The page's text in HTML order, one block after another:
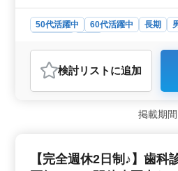
50代活躍中 60代活躍中 長期
おすすめポイント
＜シニア層活躍中＞ この求人は
師にとって理想的です。年齢に
かすことができます。長年のキ
躍できる環境が整っています
曜日は半日のみで、日曜と祝日
検討リスト に追加
掲載期
【完全週休2日制♪】歯科